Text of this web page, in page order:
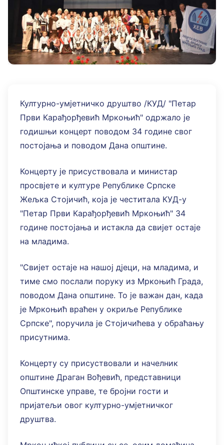
Културно-умјетничко друштво /КУД/ "Петар
Први Карађорђевић Мркоњић" одржало је
годишњи концерт поводом 34 године свог
постојања и поводом Дана општине.
Концерту је присуствовала и министар
просвјете и културе Републике Српске
Жељка Стојичић, која је честитала КУД-у
"Петар Први Карађорђевић Мркоњић" 34
године постојања и истакла да свијет остаје
на младима.
"Свијет остаје на нашој дјеци, на младима, и
тиме смо послали поруку из Мркоњић Града,
поводом Дана општине. То је важан дан, када
је Мркоњић враћен у окриље Републике
Српске", поручила је Стојичићева у обраћању
присутнима.
Концерту су присуствовали и начелник
општине Драган Вођевић, представници
Општинске управе, те бројни гости и
пријатељи овог културно-умјетничког
друштва.